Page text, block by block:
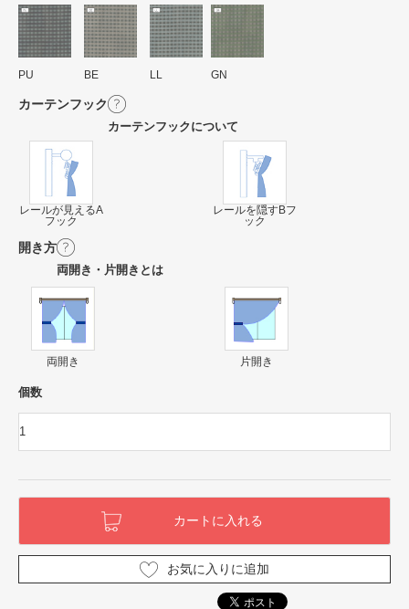
PU BE LL GN
カーテンフック
カーテンフックについて
レールが見えるA
フック
レールを隠すBフ
ック
開き方
両開き・片開きとは
両開き 片開き
個数
お気に入りに追加